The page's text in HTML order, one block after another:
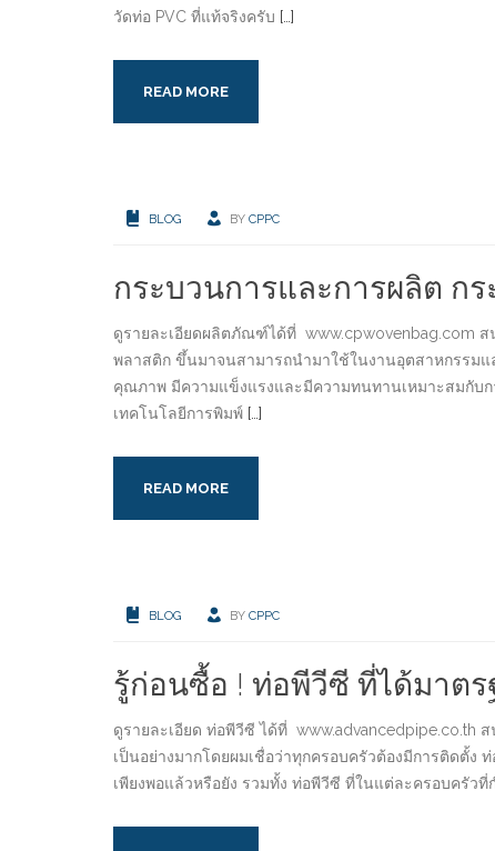
วัดท่อ PVC ที่แท้จริงครับ […]
READ MORE
BLOG BY CPPC
กระบวนการและการผลิต ก
ดูรายละเอียดผลิตภัณฑ์ได้ที่ www.cpwovenbag.com
พลาสติก ขึ้นมาจนสามารถนำมาใช้ในงานอุตสาหกรรมแ
คุณภาพ มีความแข็งแรงและมีความทนทานเหมาะสมกับ
เทคโนโลยีการพิมพ์ […]
READ MORE
BLOG BY CPPC
รู้ก่อนซื้อ ! ท่อพีวีซี ที่ได้มาต
ดูรายละเอียด ท่อพีวีซี ได้ที่
เป็นอย่างมากโดยผมเชื่อว่าทุกครอบครัวต้องมีการติดตั้
เพียงพอแล้วหรือยัง รวมทั้ง ท่อพีวีซี ที่ในแต่ละครอบครั